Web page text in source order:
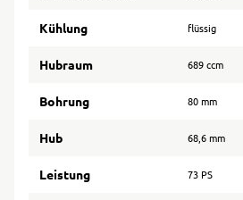
Kühlung flüssig
Hubraum 689 ccm
Bohrung 80 mm
Hub 68,6 mm
Leistung 73 PS